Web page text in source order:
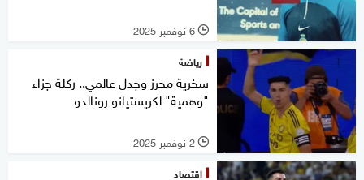
l 6 نوفمبر 2025
رياضة
سخرية محرز وجدل عالمي.. ركلة جزاء
"وهمية" لكريستيانو رونالدو
l 2 نوفمبر 2025
اقتصاد